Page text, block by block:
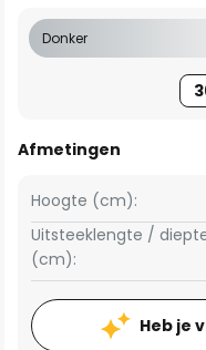
Donker
Afmetingen
Hoogte (cm):
Uitsteeklengte /
(cm):
Heb je